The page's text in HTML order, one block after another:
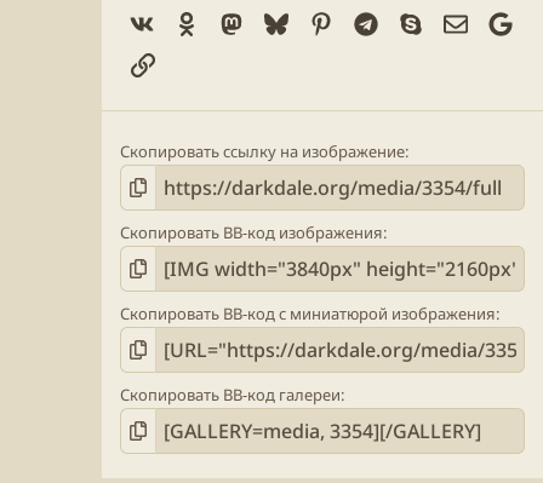
Vk Ok Mastodon
BlueskyPinterest
Telegram
Skype
Ссылка
Скопировать ссылку на изображение
Скопировать BB-код изображения
Скопировать BB-код с миниатюрой изображения
Скопировать BB-код галереи